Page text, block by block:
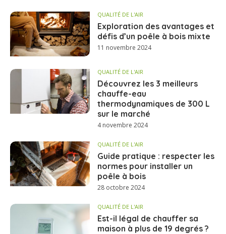
QUALITÉ DE L'AIR
Exploration des avantages et
défis d’un poêle à bois mixte
11 novembre 2024
QUALITÉ DE L'AIR
Découvrez les 3 meilleurs
chauffe-eau
thermodynamiques de 300 L
sur le marché
4 novembre 2024
QUALITÉ DE L'AIR
Guide pratique : respecter les
normes pour installer un
poêle à bois
28 octobre 2024
QUALITÉ DE L'AIR
Est-il légal de chauffer sa
maison à plus de 19 degrés ?